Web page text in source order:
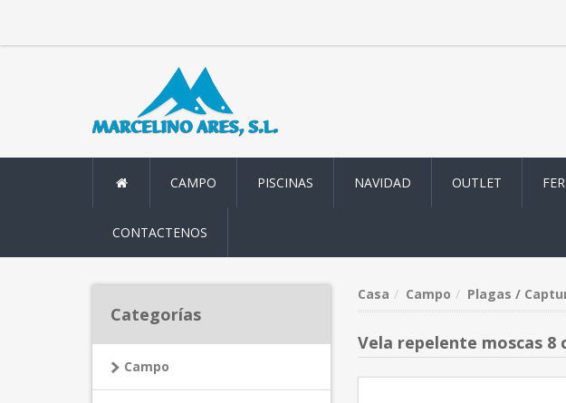
CAMPO PISCINAS NAVIDAD OUTLET
CONTACTENOS
Casa Campo Plagas /
Vela repelente moscas 8
Categorías
Campo